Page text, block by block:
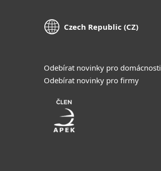
Czech Republic (CZ)
Odebírat novinky pro domácnosti
Odebírat novinky pro firmy